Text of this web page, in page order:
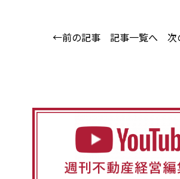
←前の記事 記事一覧へ